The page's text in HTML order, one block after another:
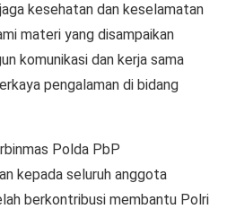
kesehatan dan keselamatan
materi yang disampaikan
komunikasi dan kerja sama
pengalaman di bidang
Polda PbP
kepada seluruh anggota
berkontribusi membantu Polri